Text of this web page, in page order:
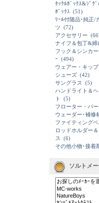
ﾀｯｸﾙﾎﾞｯｸｽ&ｼﾞｸ
ﾎﾞｯｸｽ (51)
ﾘｰﾙ付随品･純正/
ツ (72)
アクセサリー
ナイフ＆包丁&締
フック＆シンカー
ｰ (494)
ウェアー・キッ
シューズ (42)
サングラス
(5)
ハンドライト＆
ト
(5)
フローター・パー
ウェーダー･補修
ファイティングベ
ロッドホルダー
ス
(6)
その他小物･接着
ソルトメ